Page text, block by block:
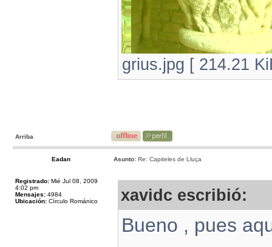
grius.jpg [ 214.21
Arriba
Eadan Asunto: Re: Capiteles de Lluça
Registrado: Mié Jul 08, 2009
4:02 pm
Mensajes: 4984
Ubicación: Círculo Románico xavidc escribió:
Bueno , pues